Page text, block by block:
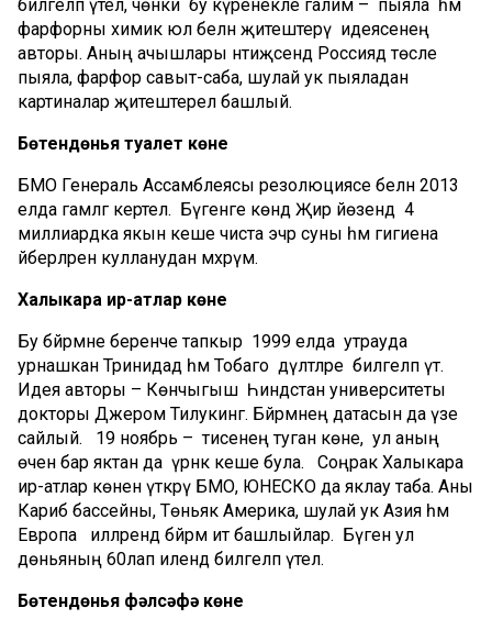
билгеләп үтелә, чөнки бу күренекле галим – пыяла һәм
фарфорны химик юл белән җитештерү идеясенең
авторы. Аның ачышлары нәтиҗәсендә Россиядә төсле
пыяла, фарфор савыт-саба, шулай ук пыяладан
картиналар җитештерелә башлый.
Бөтендөнья туалет көне
БМО Генераль Ассамблеясы резолюциясе белән 2013
елда гамәлгә кертелә. Бүгенге көндә Җир йөзендә 4
миллиардка якын кеше чиста эчәр суны һәм гигиена
әйберләрен кулланудан мәхрүм.
Халыкара ир-атлар көне
Бу бәйрәмне беренче тапкыр 1999 елда утрауда
урнашкан Тринидад һәм Тобаго дәүләтләре билгеләп үтә.
Идея авторы – Көнчыгыш Һиндстан университеты
докторы Джером Тилукинг. Бәйрәмнең датасын да үзе
сайлый. 19 ноябрь – әтисенең туган көне, ә ул аның
өчен бар яктан да үрнәк кеше була. Соңрак Халыкара
ир-атлар көнен үткәрү БМО, ЮНЕСКО да яклау таба. Аны
Кариб бассейны, Төньяк Америка, шулай ук Азия һәм
Европа илләрендә бәйрәм итә башлыйлар. Бүген ул
дөньяның 60лап илендә билгеләп үтелә.
Бөтендөнья фәлсәфә көне